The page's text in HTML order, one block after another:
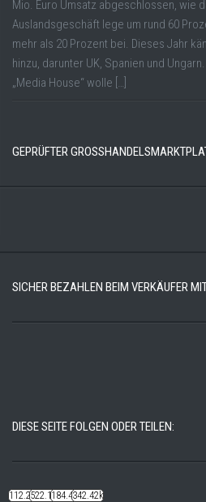
Mio. Euro Umsatz abgeschlossen, wie
Auslandsgeschäft lege um rund 60
mehr als 20 Prozent bei. Dieses Jahr
hinzu, darunter UK, Spanien und
„Media House“ wolle […]
GEPRÜFTER
SICHER BEZAHLEN BEIM VERKÄUFER
DIESE SEITE FOLGEN ODER TEILEN:
112.22k522.14k184.48k342.42k